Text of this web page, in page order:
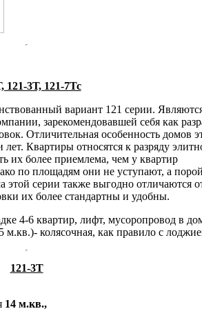
121-3Т, 121-7Тс
вариант 121 серии.
зарекомендовавшей себя как
Отличительная особенность домов
лет. Квартиры относятся к разряду
их более приемлема, чем у квартир
по площадям они не уступают, а
серии также выгодно отличаются
их более стандартны и удобны.
4-6 квартир, лифт, мусоропровод в
колясочная, как правило с
121-3Т
14 м.кв.,